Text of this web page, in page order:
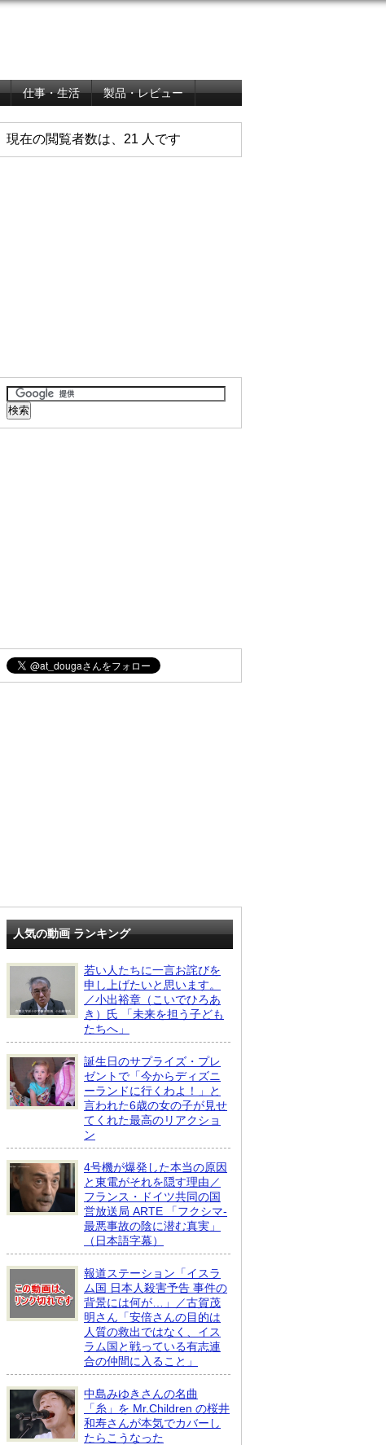
仕事・生活
製品・レビュー
現在の閲覧者数は、21 人です
人気の動画 ランキング
若い人たちに一言お詫びを
申し上げたいと思います。
／小出裕章（こいでひろあ
き）氏 「未来を担う子ども
たちへ」
誕生日のサプライズ・プレ
ゼントで「今からディズニ
ーランドに行くわよ！」と
言われた6歳の女の子が見せ
てくれた最高のリアクショ
ン
4号機が爆発した本当の原因
と東電がそれを隠す理由／
フランス・ドイツ共同の国
営放送局 ARTE 「フクシマ-
最悪事故の陰に潜む真実」
（日本語字幕）
報道ステーション「イスラ
ム国 日本人殺害予告 事件の
背景には何が…」／古賀茂
明さん「安倍さんの目的は
人質の救出ではなく、イス
ラム国と戦っている有志連
合の仲間に入ること」
中島みゆきさんの名曲
「糸」を Mr.Children の桜井
和寿さんが本気でカバーし
たらこうなった